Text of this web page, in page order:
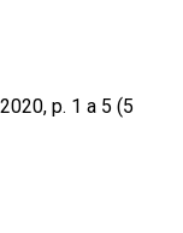
p. 1 a 5 (5